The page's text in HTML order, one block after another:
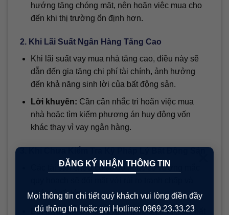
ĐĂNG KÝ NHẬN THÔNG TIN
Mọi thông tin chi tiết quý khách vui lòng điền đầy
đủ thông tin hoặc gọi Hotline: 0969.23.33.23
hướng tăng chóng mặt, nên hoãn việc mua cho
đến khi thị trường ổn định hơn.
2. Khi Lãi Suất Ngân Hàng Tăng Cao
Khi lãi suất vay mua nhà tăng cao, điều này sẽ
dẫn đến gia tăng chi phí tài chính, ảnh hưởng
đến khả năng sinh lời của bất động sản.
Lời khuyên: Cần cân nhắc trì hoãn việc mua
nhà hoặc tìm kiếm phương án huy động vốn
khác thay vì vay ngân hàng.
Các tài sản chưa có sổ đỏ hoặc có vướng mắc
pháp lý rất lớn.
Lời khuyên: Chỉ thực hiện giao dịch với các bất